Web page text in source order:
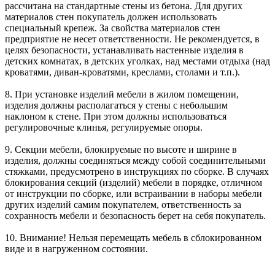
рассчитана на стандартные стены из бетона. Для других
материалов стен покупатель должен использовать
специальный крепеж. За свойства материалов стен
предприятие не несет ответственности. Не рекомендуется, в
целях безопасности, устанавливать настенные изделия в
детских комнатах, в детских уголках, над местами отдыха (над
кроватями, диван-кроватями, креслами, столами и т.п.).
8. При установке изделий мебели в жилом помещении,
изделия должны располагаться у стены с небольшим
наклоном к стене. При этом должны использоваться
регулировочные клинья, регулируемые опоры.
9. Секции мебели, блокируемые по высоте и ширине в
изделия, должны соединяться между собой соединительными
стяжками, предусмотрено в инструкциях по сборке. В случаях
блокирования секций (изделий) мебели в порядке, отличном
от инструкции по сборке, или встраивании в наборы мебели
других изделий самим покупателем, ответственность за
сохранность мебели и безопасность берет на себя покупатель.
10. Внимание! Нельзя перемещать мебель в сблокированном
виде и в нагруженном состоянии.